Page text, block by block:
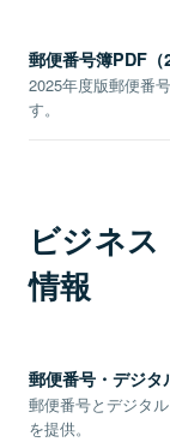
郵便番号簿PDF（
2025年度版郵便番
す。
ビジネ
情報
郵便番号・デジタ
郵便番号とデジタ
を提供。